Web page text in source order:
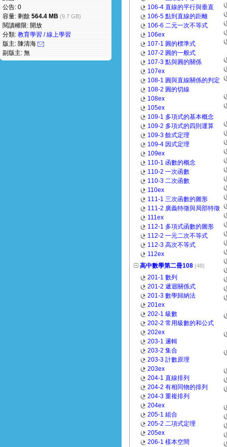
公告: 0
容量: 剩餘 564.4 MB (9.7 GB)
閱讀權限: 開放
分類: 教育學習 / 線上學習
版主: 陳清海
副版主: 無
106-4 直線的平行與垂直
106-5 點到直線的距離
106-6 二元一次不等式
106ex
107-1 圓的標準式
107-2 圓的一般式
107-3 點與圓的關係
107ex
108-1 圓與直線關係的判定
108-2 圓的切線
108ex
105ex
109-1 多項式的基本概念
109-2 多項式的四則運算
109-3 餘式定理
109-4 因式定理
109ex
110-1 函數的概念
110-2 一次函數
110-3 二次函數
110ex
111-1 三次函數的圖形
111-2 廣義特徵與局部特徵
111ex
112-1 多項式函數的圖形
112-2 一元二次不等式
112-3 高次不等式
112ex
高中數學第二冊108 (48)
201-1 數列
201-2 遞迴關係式
201-3 數學歸納法
201ex
202-1 級數
202-2 常用級數的和公式
202ex
203-1 邏輯
203-2 集合
203-3 計數原理
203ex
204-1 直線排列
204-2 有相同物的排列
204-3 重複排列
204ex
205-1 組合
205-2 二項式定理
205ex
206-1 樣本空間